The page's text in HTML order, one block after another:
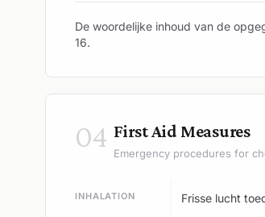
De woordelijke inhoud van de
16.
04 First Aid Measures
Emergency procedures for
INHALATION Frisse lucht